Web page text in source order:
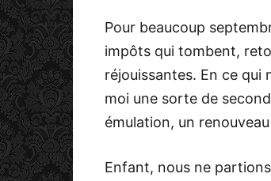
Pour beaucoup
impôts qui tombent,
réjouissantes. En ce qui
moi une sorte de
émulation, un
Enfant, nous ne